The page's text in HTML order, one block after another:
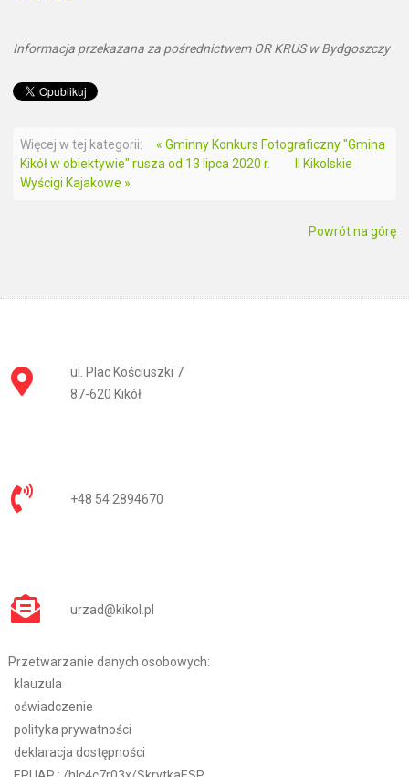
Informacja przekazana za pośrednictwem OR KRUS w Bydgoszczy
Więcej w tej kategorii:
« Gminny Konkurs Fotograficzny "Gmina
Kikół w obiektywie" rusza od 13 lipca 2020 r.
II Kikolskie
Wyścigi Kajakowe »
Powrót na górę
ul. Plac Kościuszki 7
87-620 Kikół
+48 54 2894670
urzad@kikol.pl
Przetwarzanie danych osobowych:
klauzula
oświadczenie
polityka prywatności
deklaracja dostępności